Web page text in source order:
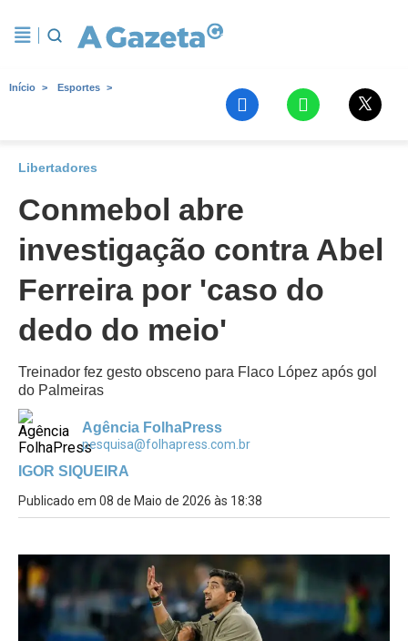
Início Esportes
Libertadores
Conmebol abre
investigação contra Abel
Ferreira por 'caso do
dedo do meio'
Treinador fez gesto obsceno para Flaco López após gol
do Palmeiras
Agência FolhaPress
pesquisa@folhapress.com.br
IGOR SIQUEIRA
Publicado em 08 de Maio de 2026 às 18:38